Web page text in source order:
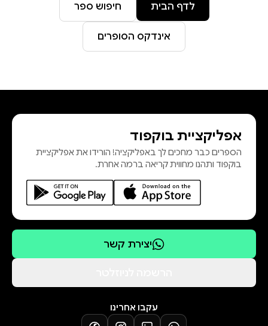
לדף הבית חיפוש ספר
אינדקס הסופרים
אפליקציית בוקפוד
הספרים כבר מחכים לך באפליקציה! הורידו את אפליקציית
בוקפוד ותהנו מחווית קריאה ברמה אחרת.
יצירת קשר
עקבו אחרינו